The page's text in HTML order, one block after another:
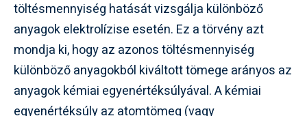
töltésmennyiség hatását vizsgálja különböző
anyagok elektrolízise esetén. Ez a törvény azt
mondja ki, hogy az azonos töltésmennyiség
különböző anyagokból kiváltott tömege arányos az
anyagok kémiai egyenértéksúlyával. A kémiai
egyenértéksúly az atomtömeg (vagy